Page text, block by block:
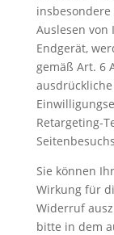
insbesondere
Auslesen
Endgerät,
gemäß Art. 6
Retargeting-
Sie können
Wirkung für
Widerruf
bitte in dem